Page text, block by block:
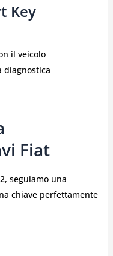
Key
il veicolo
diagnostica
Fiat
, seguiamo una
chiave perfettamente